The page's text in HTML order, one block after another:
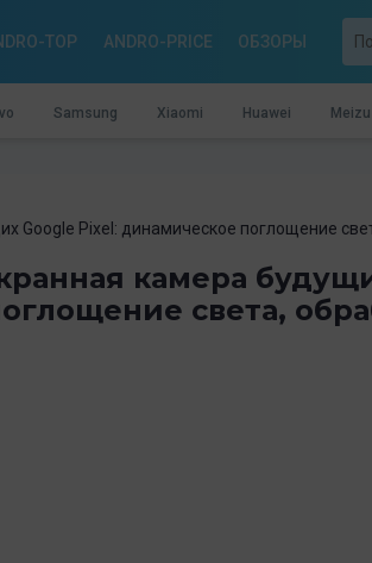
TOP ANDRO-PRICE ОБЗОРЫ
Samsung Xiaomi Huawei Meizu
Google Pixel: динамическое поглощение
камера
света,